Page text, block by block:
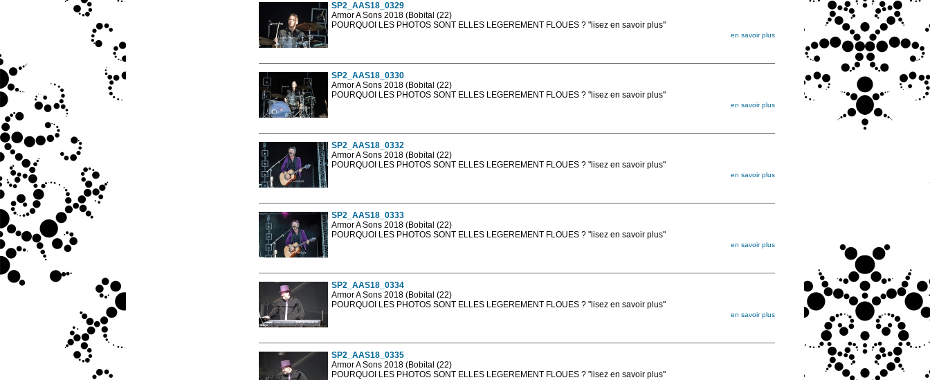
SP2_AAS18_0329
Armor A Sons 2018 (Bobital (22)
POURQUOI LES PHOTOS SONT ELLES LEGEREMENT FLOUES ? "lisez en savoir plus"
en savoir plus
SP2_AAS18_0330
Armor A Sons 2018 (Bobital (22)
POURQUOI LES PHOTOS SONT ELLES LEGEREMENT FLOUES ? "lisez en savoir plus"
en savoir plus
SP2_AAS18_0332
Armor A Sons 2018 (Bobital (22)
POURQUOI LES PHOTOS SONT ELLES LEGEREMENT FLOUES ? "lisez en savoir plus"
en savoir plus
SP2_AAS18_0333
Armor A Sons 2018 (Bobital (22)
POURQUOI LES PHOTOS SONT ELLES LEGEREMENT FLOUES ? "lisez en savoir plus"
en savoir plus
SP2_AAS18_0334
Armor A Sons 2018 (Bobital (22)
POURQUOI LES PHOTOS SONT ELLES LEGEREMENT FLOUES ? "lisez en savoir plus"
en savoir plus
SP2_AAS18_0335
Armor A Sons 2018 (Bobital (22)
POURQUOI LES PHOTOS SONT ELLES LEGEREMENT FLOUES ? "lisez en savoir plus"